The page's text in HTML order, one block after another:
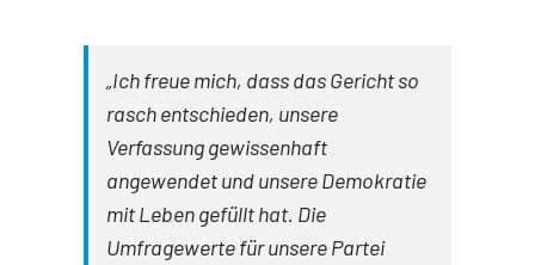
„Ich freue mich, dass das Gericht so
rasch entschieden, unsere
Verfassung gewissenhaft
angewendet und unsere Demokratie
mit Leben gefüllt hat. Die
Umfragewerte für unsere Partei